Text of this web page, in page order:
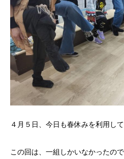
４月５日、今日も春休みを利用し
この回は、一組しかいなかったの